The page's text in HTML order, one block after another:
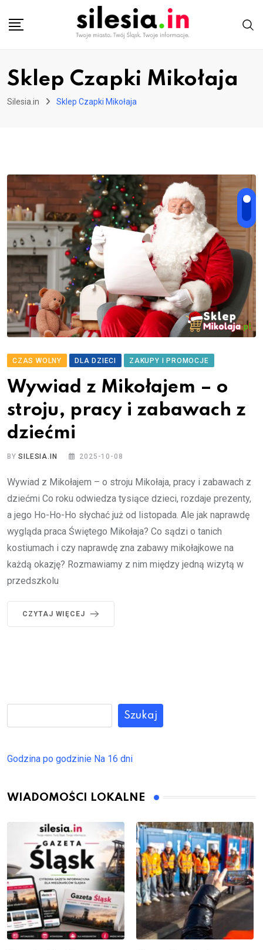
Sklep Czapki Mikołaja
Silesia.in Sklep Czapki Mikołaja
CZAS WOLNY DLA DZIECI ZAKUPY I PROMOCJE
Wywiad z Mikołajem – o
stroju, pracy i zabawach z
dziećmi
BYSILESIA.IN 2025-10-08
Wywiad z Mikołajem – o stroju Mikołaja, pracy i zabawach z
dziećmi Co roku odwiedza tysiące dzieci, rozdaje prezenty,
a jego Ho-Ho-Ho słychać już od listopada. Ale jak naprawdę
wygląda praca Świętego Mikołaja? Co sądzi o tanich
kostiumach i czy naprawdę zna zabawy mikołajkowe na
każdą okazję? Rozmawiamy z nim między jedną wizytą w
przedszkolu
CZYTAJ WIĘCEJ
Szukaj
Godzina po godzinie Na 16 dni
WIADOMOŚCI LOKALNE